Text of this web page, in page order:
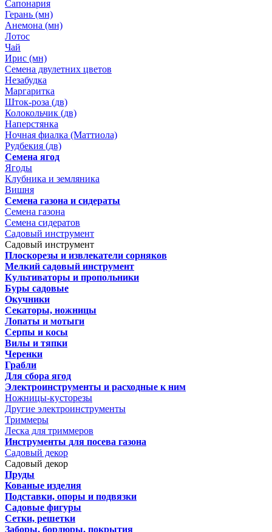
Сапонария
Герань (мн)
Анемона (мн)
Лотос
Чай
Ирис (мн)
Семена двулетних цветов
Незабудка
Маргаритка
Шток-роза (дв)
Колокольчик (дв)
Наперстянка
Ночная фиалка (Маттиола)
Рудбекия (дв)
Семена ягод
Ягоды
Клубника и земляника
Вишня
Семена газона и сидераты
Семена газона
Семена сидератов
Садовый инструмент
Садовый инструмент
Плоскорезы и извлекатели сорняков
Мелкий садовый инструмент
Культиваторы и пропольники
Буры садовые
Окучники
Секаторы, ножницы
Лопаты и мотыги
Серпы и косы
Вилы и тяпки
Черенки
Грабли
Для сбора ягод
Электроинструменты и расходные к ним
Ножницы-кусторезы
Другие электроинструменты
Триммеры
Леска для триммеров
Инструменты для посева газона
Садовый декор
Садовый декор
Пруды
Кованые изделия
Подставки, опоры и подвязки
Садовые фигуры
Сетки, решетки
Заборы, бордюры, покрытия